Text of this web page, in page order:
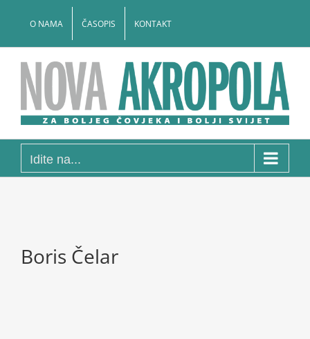
O NAMA ČASOPIS KONTAKT
Idite na...
Boris Čelar